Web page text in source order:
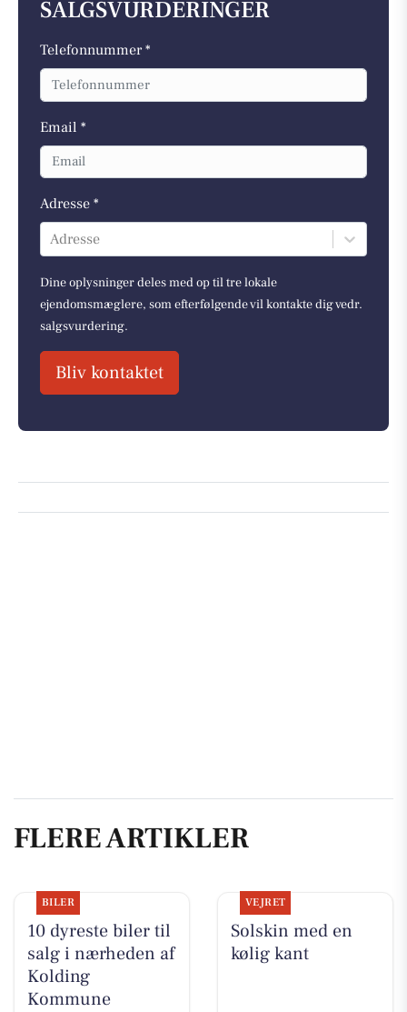
SALGSVURDERINGER
Telefonnummer *
Email *
Adresse *
Adresse
Dine oplysninger deles med op til tre lokale
ejendomsmæglere, som efterfølgende vil kontakte dig vedr.
salgsvurdering.
Bliv kontaktet
FLERE ARTIKLER
BILER
10 dyreste biler til
salg i nærheden af
Kolding
Kommune
VEJRET
Solskin med en
kølig kant